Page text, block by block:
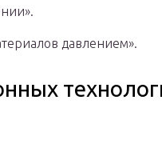
давлением».